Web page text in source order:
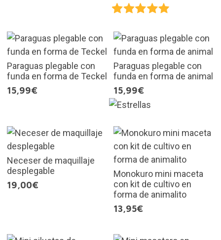
Paraguas plegable con
funda en forma de Teckel
15,99€
Paraguas plegable con
funda en forma de animal
15,99€
Neceser de maquillaje
desplegable
19,00€
Monokuro mini maceta
con kit de cultivo en
forma de animalito
13,95€